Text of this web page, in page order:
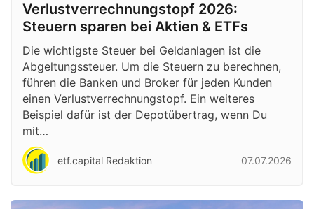
Verlustverrechnungstopf 2026:
Steuern sparen bei Aktien & ETFs
Die wichtigste Steuer bei Geldanlagen ist die
Abgeltungssteuer. Um die Steuern zu berechnen,
führen die Banken und Broker für jeden Kunden
einen Verlustverrechnungstopf. Ein weiteres
Beispiel dafür ist der Depotübertrag, wenn Du
mit…
etf.capital Redaktion 07.07.2026